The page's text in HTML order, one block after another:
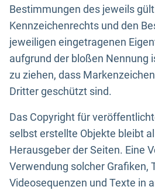
Bestimmungen des jeweils
Kennzeichenrechts und den
jeweiligen eingetragenen
aufgrund der bloßen Nennung
zu ziehen, dass
Dritter geschützt sind.
Das Copyright für
selbst erstellte Objekte bleibt
Herausgeber der Seiten. Eine
Verwendung solcher Grafiken,
Videosequenzen und Texte in